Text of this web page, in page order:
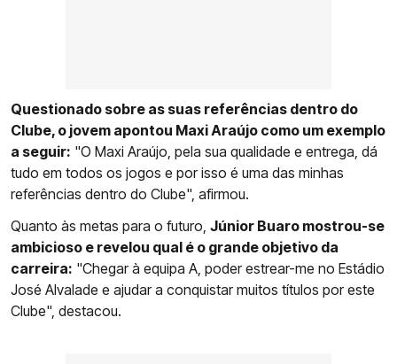
Questionado sobre as suas referências dentro do
Clube, o jovem apontou Maxi Araújo como um exemplo
a seguir: "O Maxi Araújo, pela sua qualidade e entrega, dá
tudo em todos os jogos e por isso é uma das minhas
referências dentro do Clube", afirmou.
Quanto às metas para o futuro, Júnior Buaro mostrou-se
ambicioso e revelou qual é o grande objetivo da
carreira: "Chegar à equipa A, poder estrear-me no Estádio
José Alvalade e ajudar a conquistar muitos títulos por este
Clube", destacou.